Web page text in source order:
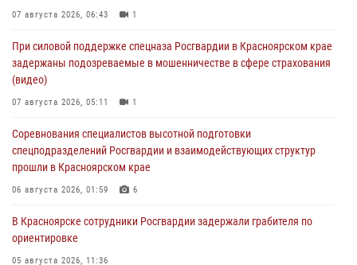
07 августа 2026, 06:43 1
При силовой поддержке спецназа Росгвардии в Красноярском крае
задержаны подозреваемые в мошенничестве в сфере страхования
(видео)
07 августа 2026, 05:11 1
Соревнования специалистов высотной подготовки
спецподразделений Росгвардии и взаимодействующих структур
прошли в Красноярском крае
06 августа 2026, 01:59 6
В Красноярске сотрудники Росгвардии задержали грабителя по
ориентировке
05 августа 2026, 11:36